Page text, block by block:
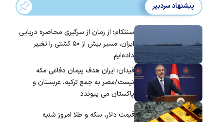
پیشنهاد سردبیر
سنتکام: از زمان از سرگیری محاصره دریایی
ایران، مسیر بیش از ۵۰ کشتی را تغییر
داده‌ایم
فیدان: ایران هدف پیمان دفاعی مکه
نیست/مصر به جمع ترکیه، عربستان و
پاکستان می پیوندد
قیمت دلار، سکه و طلا امروز شنبه